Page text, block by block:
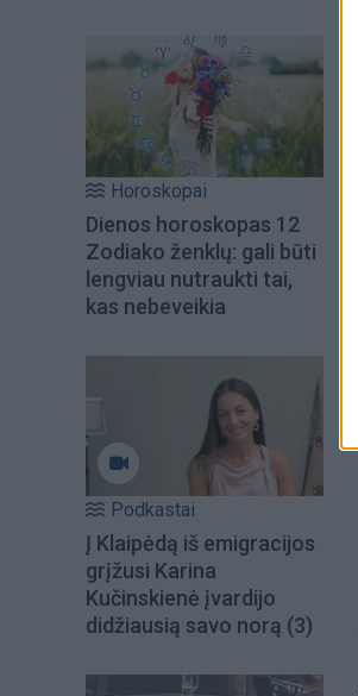
Horoskopai
Dienos horoskopas 12
Zodiako ženklų: gali būti
lengviau nutraukti tai,
kas nebeveikia
Podkastai
Į Klaipėdą iš emigracijos
grįžusi Karina
Kučinskienė įvardijo
didžiausią savo norą (3)